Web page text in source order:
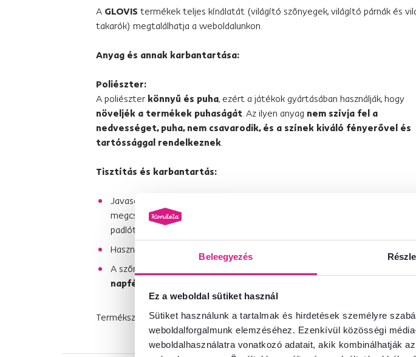
Beleegyezés
Ez a weboldal sütiket használ
Sütiket használunk a tartalmak és hirdetések személyre
weboldalforgalmunk elemzéséhez. Ezenkívül közösségi
weboldalhasználatra vonatkozó adatait, akik kombinálhatják
A GLOVIS termékek teljes kínálatát (világító szőnyegek, világító párnák és
takarók) megtalálhatja a weboldalunkon.
Anyag és annak karbantartása:
Poliészter:
A poliészter könnyű és puha, ezért a játékok gyártásában használják, hogy
növeljék a termékek puhaságát. Az ilyen anyag nem szívja fel a
nedvességet, puha, nem csavarodik, és a színek kiváló fényerővel és
tartóssággal rendelkeznek.
Tisztítás és karbantartás:
Javasoljuk, hogy használjon
megcsúszást, ugyanakkor meghosszabbítja a szőnyeg élettartamát és védi
padlót.
Használja a szőnyeget zárt térben -
A szőnyeg halványulásának elkerülése érdekében
napfénynek
Termékszám : 0000352094